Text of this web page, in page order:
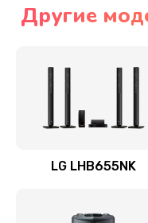
Ремонт / замена
Другие
LG LHB655NK